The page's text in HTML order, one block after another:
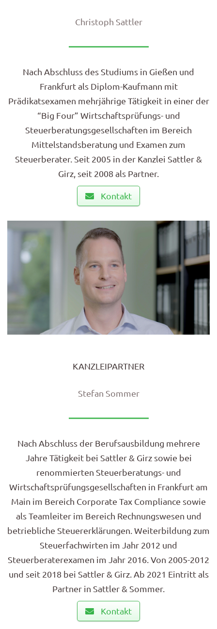
Christoph Sattler
Nach Abschluss des Studiums in Gießen und
Frankfurt als Diplom-Kaufmann mit
Prädikatsexamen mehrjährige Tätigkeit in einer der
“Big Four” Wirtschaftsprüfungs- und
Steuerberatungsgesellschaften im Bereich
Mittelstandsberatung und Examen zum
Steuerberater. Seit 2005 in der Kanzlei Sattler &
Girz, seit 2008 als Partner.
Kontakt
KANZLEIPARTNER
Stefan Sommer
Nach Abschluss der Berufsausbildung mehrere
Jahre Tätigkeit bei Sattler & Girz sowie bei
renommierten Steuerberatungs- und
Wirtschaftsprüfungsgesellschaften in Frankfurt am
Main im Bereich Corporate Tax Compliance sowie
als Teamleiter im Bereich Rechnungswesen und
betriebliche Steuererklärungen. Weiterbildung zum
Steuerfachwirten im Jahr 2012 und
Steuerberaterexamen im Jahr 2016. Von 2005-2012
und seit 2018 bei Sattler & Girz. Ab 2021 Eintritt als
Partner in Sattler & Sommer.
Kontakt